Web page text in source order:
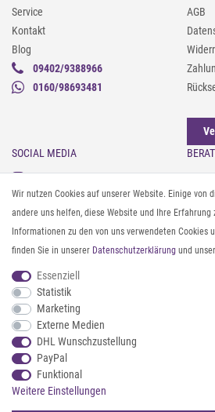
Service
Kontakt
Blog
09402/9388966
0160/98693481
AGB
SOCIAL MEDIA
Instagram
Facebook
Pinterest
Twitter
Youtube
Threads
Textil-
ZAHLUNG & VERSAND
Wir nutzen Cookies auf unserer Website. Einige von
andere uns helfen, diese Website und Ihre Erfahrung
Informationen zu den von uns verwendeten Cookies
finden Sie in unserer Daten­schutz­erklärung und
Essenziell
Statistik
Marketing
Externe Medien
DHL Wunschzustellung
PayPal
Funktional
Weitere Einstellungen